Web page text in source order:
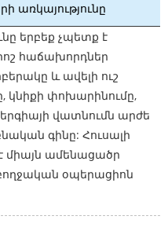
առկայությունը
երբեք չպետք է
հաճախորդներ
և ավելի ուշ
կնիքի փոխարինումը,
վատնումն արժե
գինը: Հուսալի
միայն ամենացածր
օպերացիոն